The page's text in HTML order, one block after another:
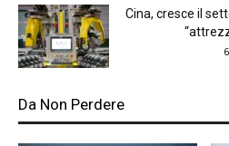
Cina, cresce il
Da Non Perdere